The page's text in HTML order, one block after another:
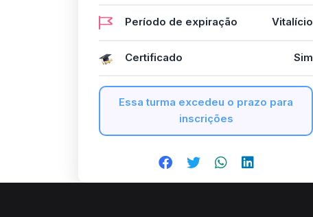
Período de expiração Vitalício
Certificado Sim
Essa turma excedeu o prazo para
inscrições